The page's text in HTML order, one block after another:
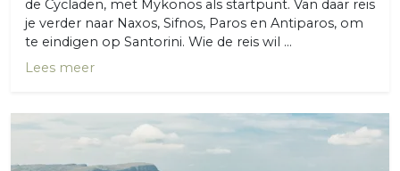
de Cycladen, met Mykonos als startpunt. Van daar reis
je verder naar Naxos, Sifnos, Paros en Antiparos, om
te eindigen op Santorini. Wie de reis wil ...
Lees meer